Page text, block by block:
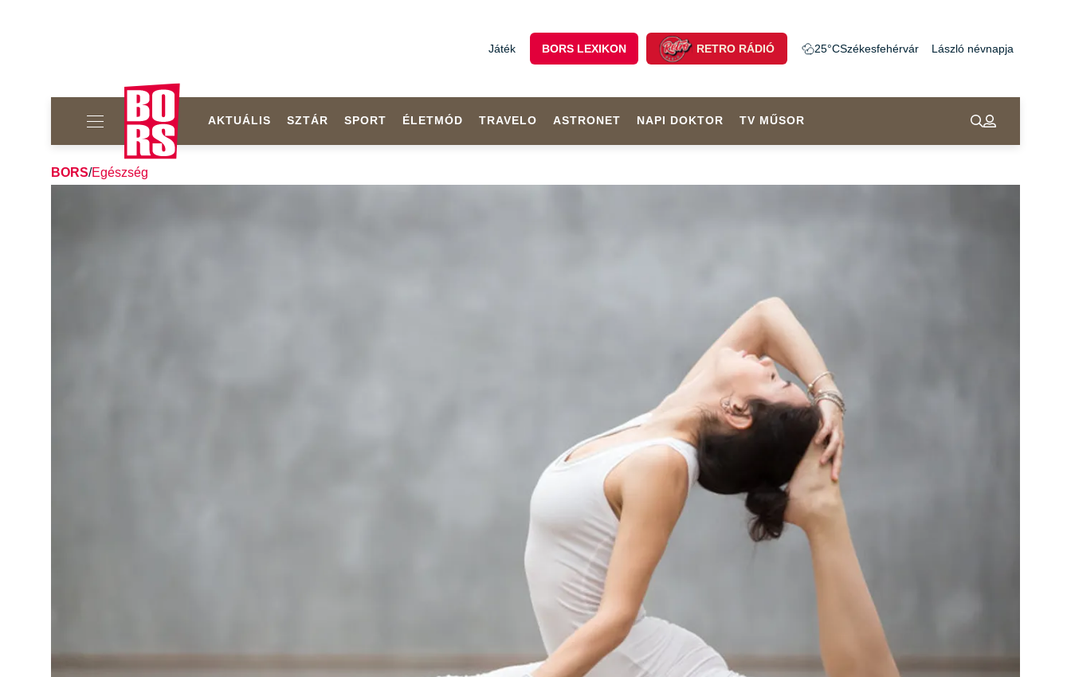
Játék BORS LEXIKON RETRO RÁDIÓ 25°CSzékesfehérvár László névnapja
AKTUÁLIS SZTÁR SPORT ÉLETMÓD TRAVELO ASTRONET NAPI DOKTOR TV MŰSOR
BORS/Egészség